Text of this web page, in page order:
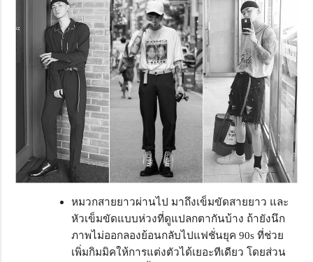
หมวกสายยาวผ่านไป มาถึงเข็มขัดสายยาว และ
หัวเข็มขัดแบบห่วงที่ดูแปลกตากันบ้าง ถ้ายังนึก
ภาพไม่ออกลองย้อนกลับไปแฟชั่นยุค 90s ที่ช่วย
เพิ่มกิมมิคให้การแต่งตัวได้เยอะทีเดียว โดยส่วน